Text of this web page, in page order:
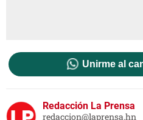
Unirme al
Redacción La Prensa
redaccion@laprensa.hn